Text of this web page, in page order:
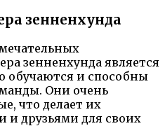
зенненхунда
зенненхунда является
обучаются и способны
Они очень
что делает их
друзьями для своих